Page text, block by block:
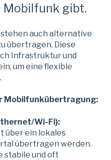
Mobilfunk gibt.
auch alternative
übertragen. Diese
Infrastruktur und
um eine flexible
Mobilfunkübertragung:
Wi-Fi):
über ein lokales
übertragen werden.
stabile und oft